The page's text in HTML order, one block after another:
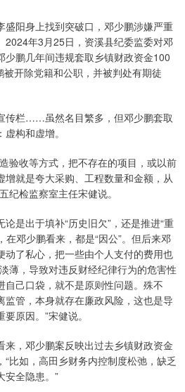
盛阳身上找到突破口，邓少鹏涉嫌严重
2024年3月25日，资溪县纪委监委对邓
少鹏几年间违规套取乡镇财政资金100
开除党籍和公职，并被判处有期徒
传栏……虽然名目繁多，但邓少鹏套取
构和虚增。
验收等方式，把不存在的项目，或以前
就是夸大采购、工程数量和金额，从
纪检监察室主任宋健说。
是出于填补“历史旧欠”，还是推进“重
在邓少鹏看来，都是“因公”。但后来邓
动了私心，把一些由个人支付的费用也
薄，导致对违反财经纪律行为的危害性
自己口袋，就不是原则性问题。殊不
监管，本身就存在廉政风险，这也是导
原因。”宋健说。
来，邓少鹏案反映出过去乡镇财政资金
比如，高田乡财务内控制度松弛，缺乏
安全隐患。”